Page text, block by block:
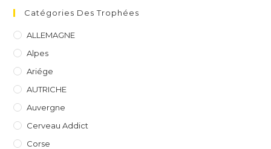
Catégories Des Trophées
ALLEMAGNE
Alpes
Ariége
AUTRICHE
Auvergne
Cerveau Addict
Corse